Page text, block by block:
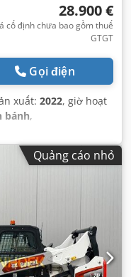
28.900 €
cố định chưa bao gồm thuế
GTGT
Gọi điện
xuất: 2022, giờ hoạt
bánh,
Quảng cáo nhỏ